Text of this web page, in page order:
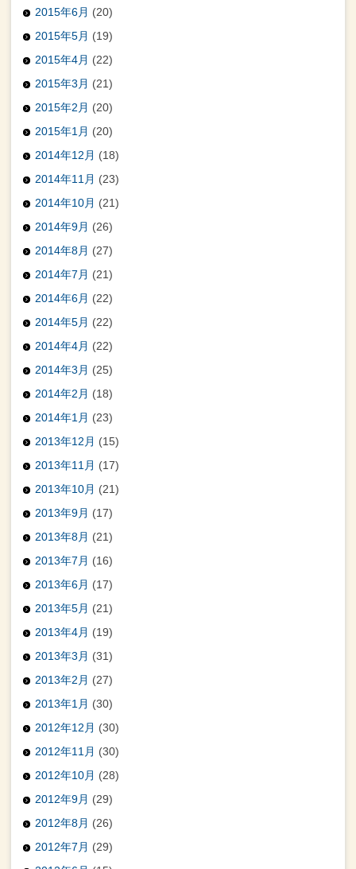
2015年6月 (20)
2015年5月 (19)
2015年4月 (22)
2015年3月 (21)
2015年2月 (20)
2015年1月 (20)
2014年12月 (18)
2014年11月 (23)
2014年10月 (21)
2014年9月 (26)
2014年8月 (27)
2014年7月 (21)
2014年6月 (22)
2014年5月 (22)
2014年4月 (22)
2014年3月 (25)
2014年2月 (18)
2014年1月 (23)
2013年12月 (15)
2013年11月 (17)
2013年10月 (21)
2013年9月 (17)
2013年8月 (21)
2013年7月 (16)
2013年6月 (17)
2013年5月 (21)
2013年4月 (19)
2013年3月 (31)
2013年2月 (27)
2013年1月 (30)
2012年12月 (30)
2012年11月 (30)
2012年10月 (28)
2012年9月 (29)
2012年8月 (26)
2012年7月 (29)